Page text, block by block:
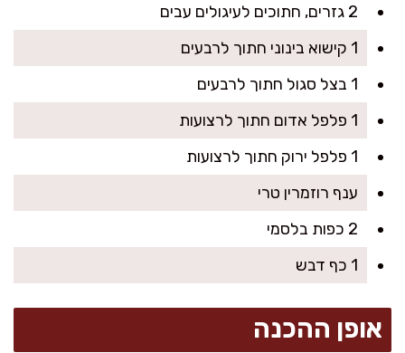
2 גזרים, חתוכים לעיגולים עבים
1 קישוא בינוני חתוך לרבעים
1 בצל סגול חתוך לרבעים
1 פלפל אדום חתוך לרצועות
1 פלפל ירוק חתוך לרצועות
ענף רוזמרין טרי
2 כפות בלסמי
1 כף דבש
אופן ההכנה